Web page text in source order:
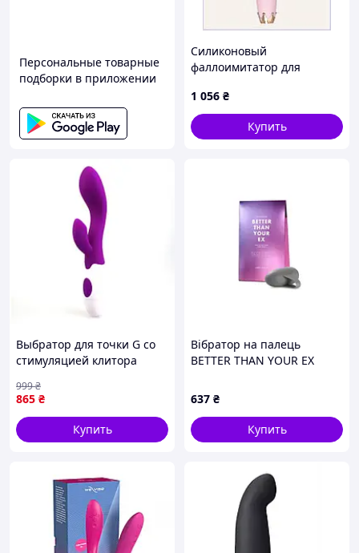
Персональные товарные
подборки в приложении
Силиконовый
фаллоимитатор для
875PBC1351
1 056 ₴
Купить
Выбратор для точки G со
стимуляцией клитора
2026
865 ₴
999₴
Купить
Вібратор на палець
BETTER THAN YOUR EX
637 ₴
Купить